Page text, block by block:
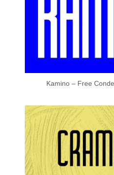
Kamino – Free